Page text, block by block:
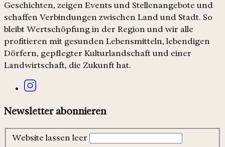
Geschichten, zeigen Events und Stellenangebote und
schaffen Verbindungen zwischen Land und Stadt. So
bleibt Wertschöpfung in der Region und wir alle
profitieren mit gesunden Lebensmitteln, lebendigen
Dörfern, gepflegter Kulturlandschaft und einer
Landwirtschaft, die Zukunft hat.
Newsletter abonnieren
Website lassen leer